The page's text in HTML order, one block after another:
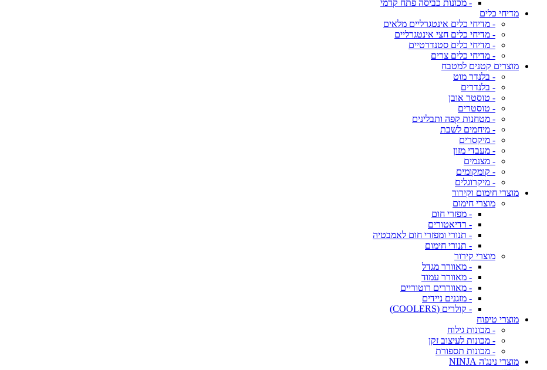
- מכונות כביסה פתח קדמי
מדיחי כלים
- מדיחי כלים אינטגרליים מלאים
- מדיחי כלים חצי אינטגרליים
- מדיחי כלים סטנדרטיים
- מדיחי כלים צרים
מוצרים קטנים למטבח
- בלנדר מוט
- בלנדרים
- טוסטר אובן
- טוסטרים
- מטחנות קפה ותבלינים
- מיחמים לשבת
- מיקסרים
- מעבדי מזון
- מצנמים
- קומקומים
- מיקרוגלים
מוצרי חימום וקירור
מוצרי חימום
- מפזרי חום
- רדיאטורים
- תנורי ומפזרי חום לאמבטיה
- תנורי חימום
מוצרי קירור
- מאוורר מגדל
- מאוורר עמוד
- מאווררים רוטוריים
- מזגנים ניידים
- קולרים (COOLERS)
מוצרי טיפוח
- מכונות גילוח
- מכונות לעיצוב זקן
- מכונות תספורת
מוצרי נינג'ה NINJA